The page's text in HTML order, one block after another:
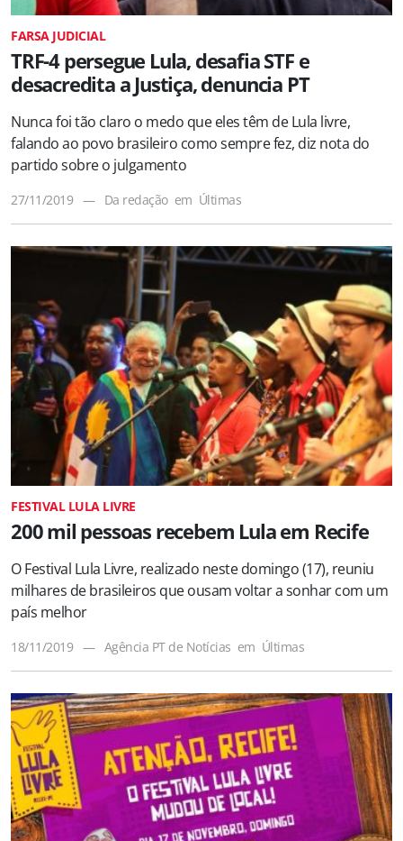
FARSA JUDICIAL
TRF-4 persegue Lula, desafia STF e
desacredita a Justiça, denuncia PT
Nunca foi tão claro o medo que eles têm de Lula livre,
falando ao povo brasileiro como sempre fez, diz nota do
partido sobre o julgamento
27/11/2019 — Da redação em Últimas
FESTIVAL LULA LIVRE
200 mil pessoas recebem Lula em Recife
O Festival Lula Livre, realizado neste domingo (17), reuniu
milhares de brasileiros que ousam voltar a sonhar com um
país melhor
18/11/2019 — Agência PT de Notícias em Últimas